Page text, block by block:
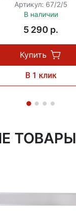
Артикул: 67/2/5
В наличии
5 290 p.
Купить
В 1 клик
ТОВАРЫ